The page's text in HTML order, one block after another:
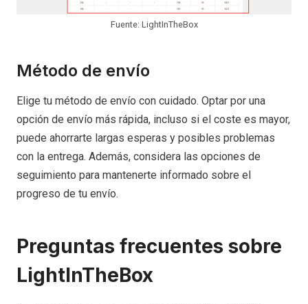
Fuente: LightInTheBox
Método de envío
Elige tu método de envío con cuidado. Optar por una
opción de envío más rápida, incluso si el coste es mayor,
puede ahorrarte largas esperas y posibles problemas
con la entrega. Además, considera las opciones de
seguimiento para mantenerte informado sobre el
progreso de tu envío.
Preguntas frecuentes sobre
LightInTheBox